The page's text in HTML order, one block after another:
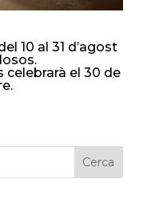
10 al 31 d’agost
celebrarà el 30 de